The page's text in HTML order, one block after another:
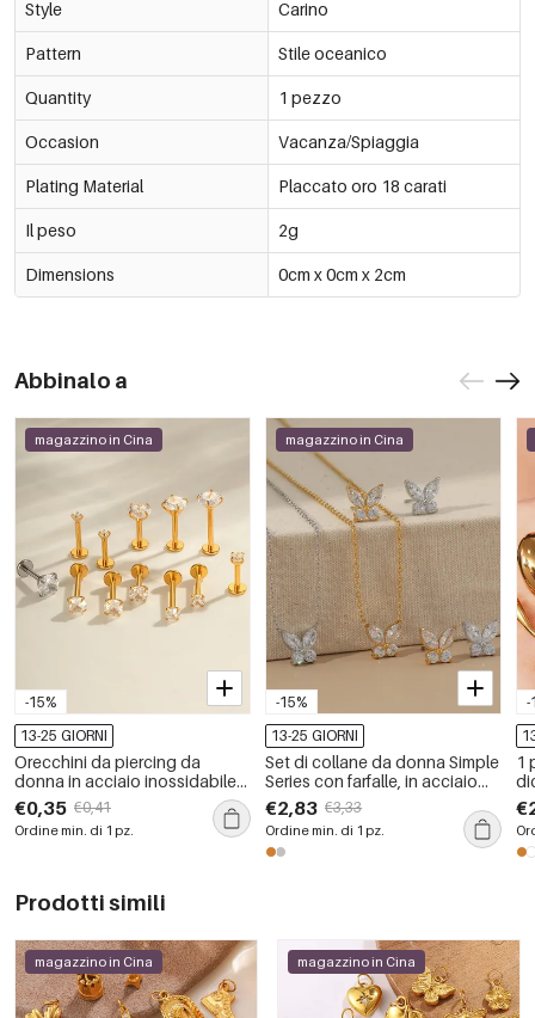
Style Carino
Pattern Stile oceanico
Quantity 1 pezzo
Occasion Vacanza/Spiaggia
Plating Material Placcato oro 18 carati
Il peso 2g
Dimensions 0cm x 0cm x 2cm
Abbinalo a
-15%
magazzino in Cina
13-25 GIORNI
Orecchini da piercing da
donna in acciaio inossidabile
color oro, impermeabili, dalla
forma geometrica semplice e
con zirconi.
€0,35 €0,41
Ordine min. di 1 pz.
-15%
magazzino in Cina
13-25 GIORNI
Set di collane da donna Simple
Series con farfalle, in acciaio
inossidabile, colore oro,
impermeabili e con zirconi.
€2,83 €3,33
Ordine min. di 1 pz.
-
1
Prodotti simili
magazzino in Cina magazzino in Cina